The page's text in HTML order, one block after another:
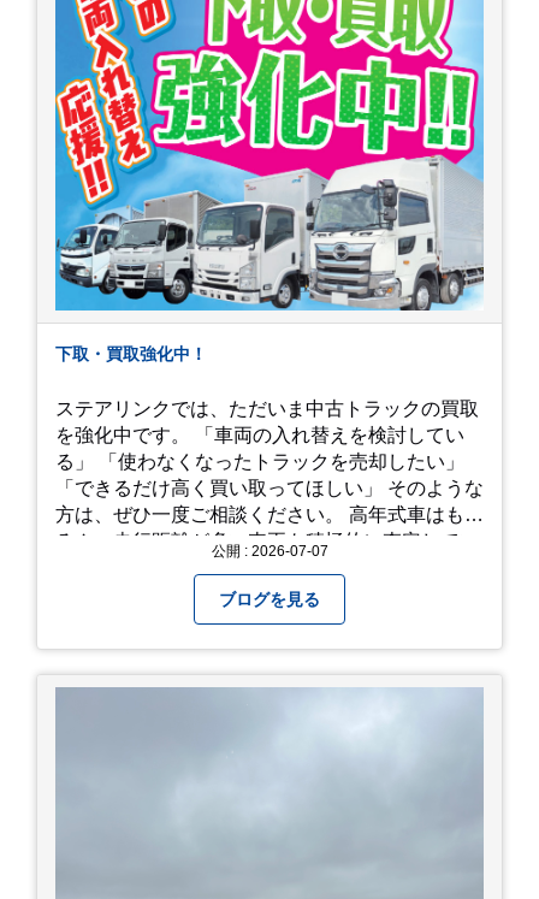
下取・買取強化中！
ステアリンクでは、ただいま中古トラックの買取
を強化中です。 「車両の入れ替えを検討してい
る」 「使わなくなったトラックを売却したい」
「できるだけ高く買い取ってほしい」 そのような
方は、ぜひ一度ご相談ください。 高年式車はもち
ろん、走行距離が多い車両も積極的に査定してい
ただいており、豊富な販売ネットワークを活かし
た高価買取が可能です。
公開 : 2026-07-07
ブログを見る